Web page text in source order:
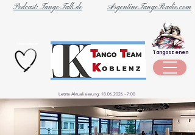
ArgentineTangoRadio.com
Podcast: Tango-Talk.de
Szene
Tangoszenen
Letzte Aktualisierung: 18.06.2026 - 7:00